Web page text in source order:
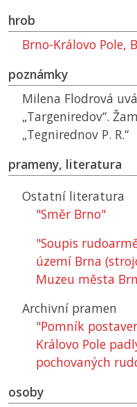
hrob
Brno-Královo Pole,
poznámky
Milena Flodrová
„Targeniredov“.
„Tegnirednov P. R.“
prameny, literatura
Ostatní literatura
"Směr Brno"
"Soupis
území Brna
Muzeu města
Archivní pramen
"Pomník
Královo Pole
pochovaných
osoby